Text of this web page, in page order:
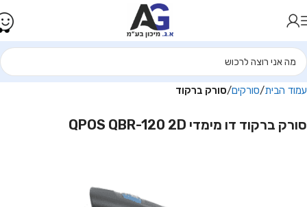
עמוד הבית סורקים סורק ברקוד
סורק ברקוד דו מימדי QPOS QBR-120 2D